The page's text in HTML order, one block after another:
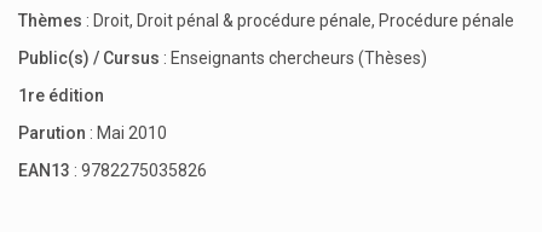
Thèmes : Droit, Droit pénal & procédure pénale, Procédure pénale
Public(s) / Cursus : Enseignants chercheurs (Thèses)
1re édition
Parution : Mai 2010
EAN13 : 9782275035826